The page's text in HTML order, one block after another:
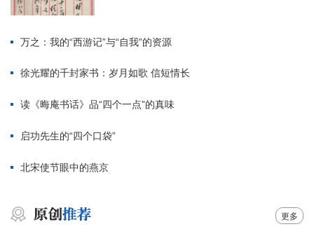
万之：我的“西游记”与“自我”的资源
徐光耀的千封家书：岁月如歌 信短情长
读《晦庵书话》品“四个一点”的真味
启功先生的“四个口袋”
北宋使节眼中的燕京
更多